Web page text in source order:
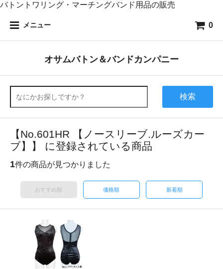
バトントワリング・マーチングバンド用品の販売
メニュー 0
オサムバトン＆バンドカンパニー
検索
【No.601HR 【ノースリーブ.ルーズカー
ブ】】 に登録されている商品
1件の商品が見つかりました
おすすめ順 価格順 新着順